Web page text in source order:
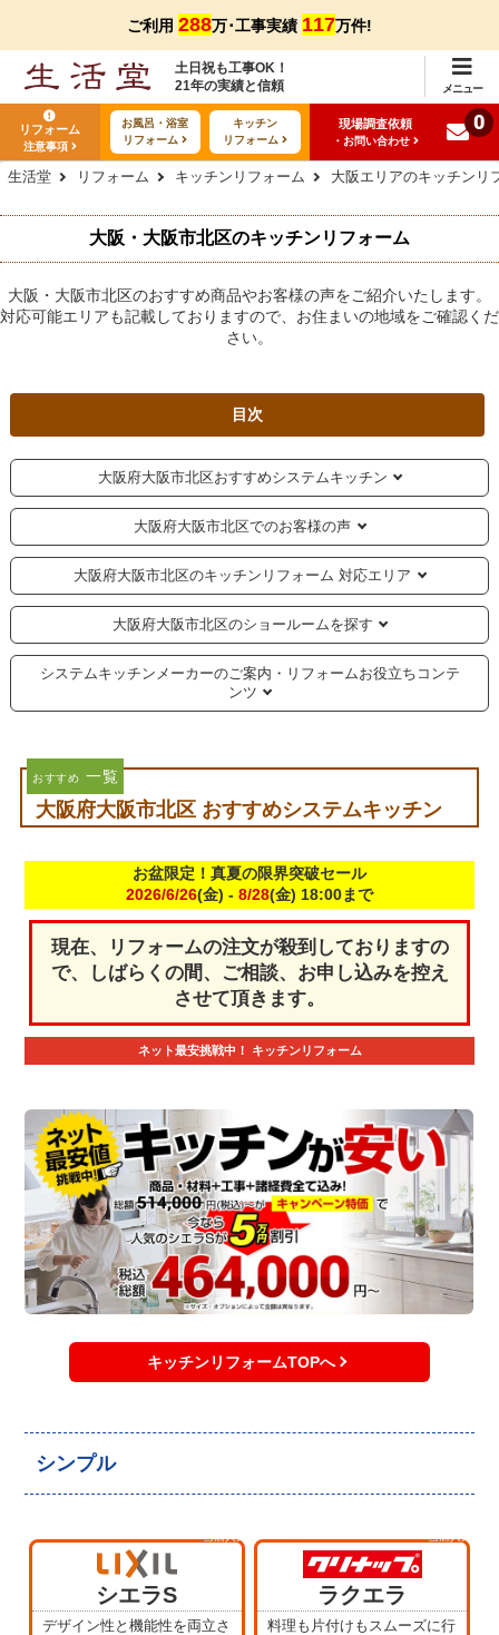
ご利用 288万･工事実績 117万件!
土日祝も工事OK！
21年の実績と信頼
メニュー
リフォーム
注意事項
お風呂・浴室
リフォーム
キッチン
リフォーム
現場調査依頼
・お問い合わせ
0
生活堂 リフォーム キッチンリフォーム 大阪エリアのキッチンリ
大阪・大阪市北区のキッチンリフォーム
大阪・大阪市北区のおすすめ商品やお客様の声をご紹介いたします。
対応可能エリアも記載しておりますので、お住まいの地域をご確認くだ
さい。
目次
大阪府大阪市北区おすすめシステムキッチン
大阪府大阪市北区でのお客様の声
大阪府大阪市北区のキッチンリフォーム 対応エリア
大阪府大阪市北区のショールームを探す
システムキッチンメーカーのご案内・リフォームお役立ちコンテ
ンツ
おすすめ 一覧
大阪府大阪市北区 おすすめシステムキッチン
お盆限定！真夏の限界突破セール
2026/6/26(金) - 8/28(金) 18:00まで
現在、リフォームの注文が殺到しておりますの
で、しばらくの間、ご相談、お申し込みを控え
させて頂きます。
ネット最安挑戦中！ キッチンリフォーム
キッチンリフォームTOPへ
シンプル
シエラS
デザイン性と機能性を両立さ
ラクエラ
料理も片付けもスムーズに行